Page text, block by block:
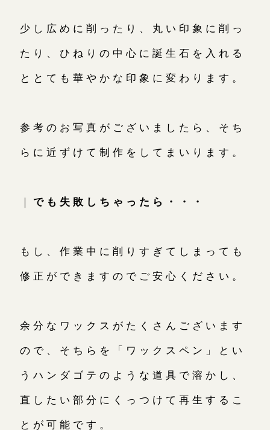
少し広めに削ったり、丸い印象に削っ
たり、ひねりの中心に誕生石を入れる
ととても華やかな印象に変わります。
参考のお写真がございましたら、そち
らに近ずけて制作をしてまいります。
｜ でも失敗しちゃったら・・・
もし、作業中に削りすぎてしまっても
修正ができますのでご安心ください。
余分なワックスがたくさんございます
ので、そちらを「ワックスペン」とい
うハンダゴテのような道具で溶かし、
直したい部分にくっつけて再生するこ
とが可能です。